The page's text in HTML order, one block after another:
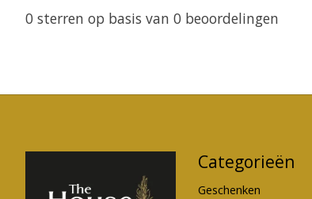
0 sterren op basis van 0 beoordelingen
Categorieën
Geschenken